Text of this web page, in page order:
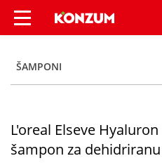
L'oreal Elseve
ŠAMPONI
L'oreal Elseve
šampon za